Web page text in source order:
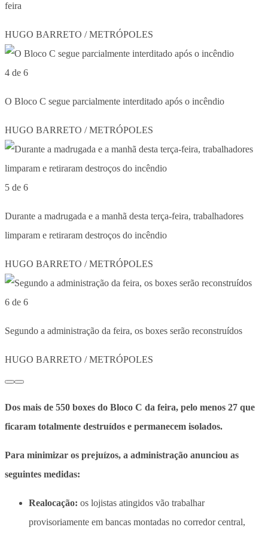
feira
HUGO BARRETO / METRÓPOLES
4 de 6
O Bloco C segue parcialmente interditado após o incêndio
HUGO BARRETO / METRÓPOLES
5 de 6
Durante a madrugada e a manhã desta terça-feira, trabalhadores
limparam e retiraram destroços do incêndio
HUGO BARRETO / METRÓPOLES
6 de 6
Segundo a administração da feira, os boxes serão reconstruídos
HUGO BARRETO / METRÓPOLES
Dos mais de 550 boxes do Bloco C da feira, pelo menos 27 que
ficaram totalmente destruídos e permanecem isolados.
Para minimizar os prejuízos, a administração anunciou as
seguintes medidas:
Realocação: os lojistas atingidos vão trabalhar
provisoriamente em bancas montadas no corredor central,